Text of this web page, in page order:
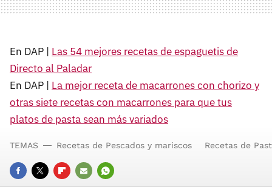
En DAP | Las 54 mejores recetas de espaguetis de
Directo al Paladar
En DAP | La mejor receta de macarrones con chorizo y
otras siete recetas con macarrones para que tus
platos de pasta sean más variados
FACEBOOK
TWITTERFLIPBOARD
E- WHATSAPP
TEMAS Recetas de Pescados y mariscos Recetas de